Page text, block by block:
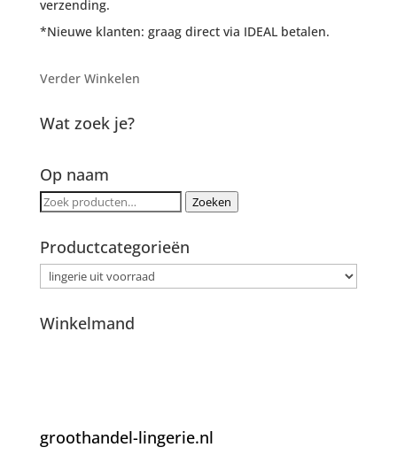
verzending.
*Nieuwe klanten: graag direct via IDEAL betalen.
Verder Winkelen
Wat zoek je?
Op naam
Zoeken
Zoeken
Productcategorieën
Winkelmand
groothandel-lingerie.nl